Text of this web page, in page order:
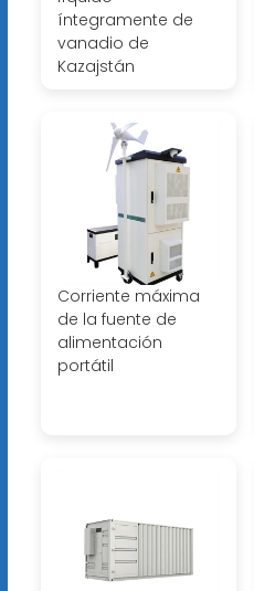
íntegramente de
vanadio de
Kazajstán
Corriente máxima
de la fuente de
alimentación
portátil